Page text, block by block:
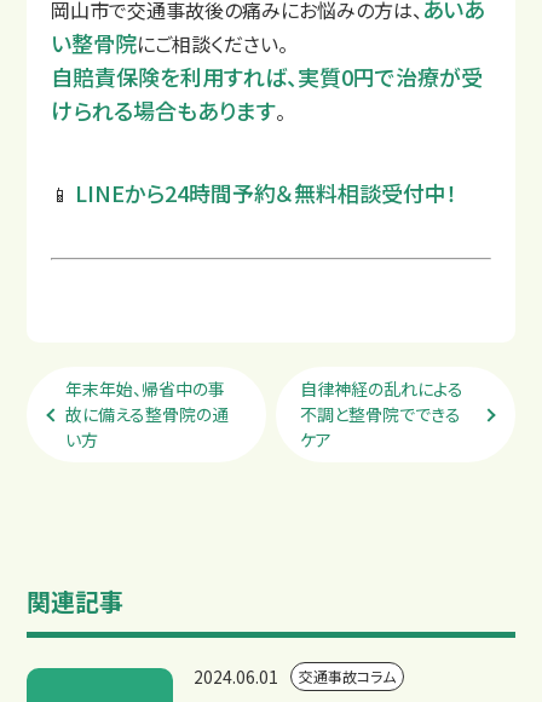
岡山市で交通事故後の痛みにお悩みの方は、あいあ
い整骨院にご相談ください。
自賠責保険を利用すれば、実質0円で治療が受
けられる場合もあります。
📱 LINEから24時間予約＆無料相談受付中！
自律神経の乱れによる
不調と整骨院でできる
ケア
年末年始、帰省中の事
故に備える整骨院の通
い方
関連記事
2024.06.01 交通事故コラム